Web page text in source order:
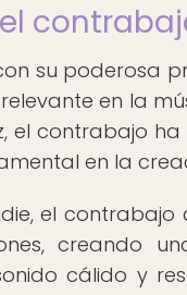
su poderosa
en la
el contrabajo
en la
el
creando
cálido y